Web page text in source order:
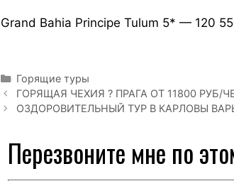
Grand Bahia Principe Tulum 5* — 120
Горящие туры
ГОРЯЩАЯ ЧЕХИЯ ? ПРАГА ОТ 11800 РУБ/
ОЗДОРОВИТЕЛЬНЫЙ ТУР В КАРЛОВЫ
Перезвоните мне по